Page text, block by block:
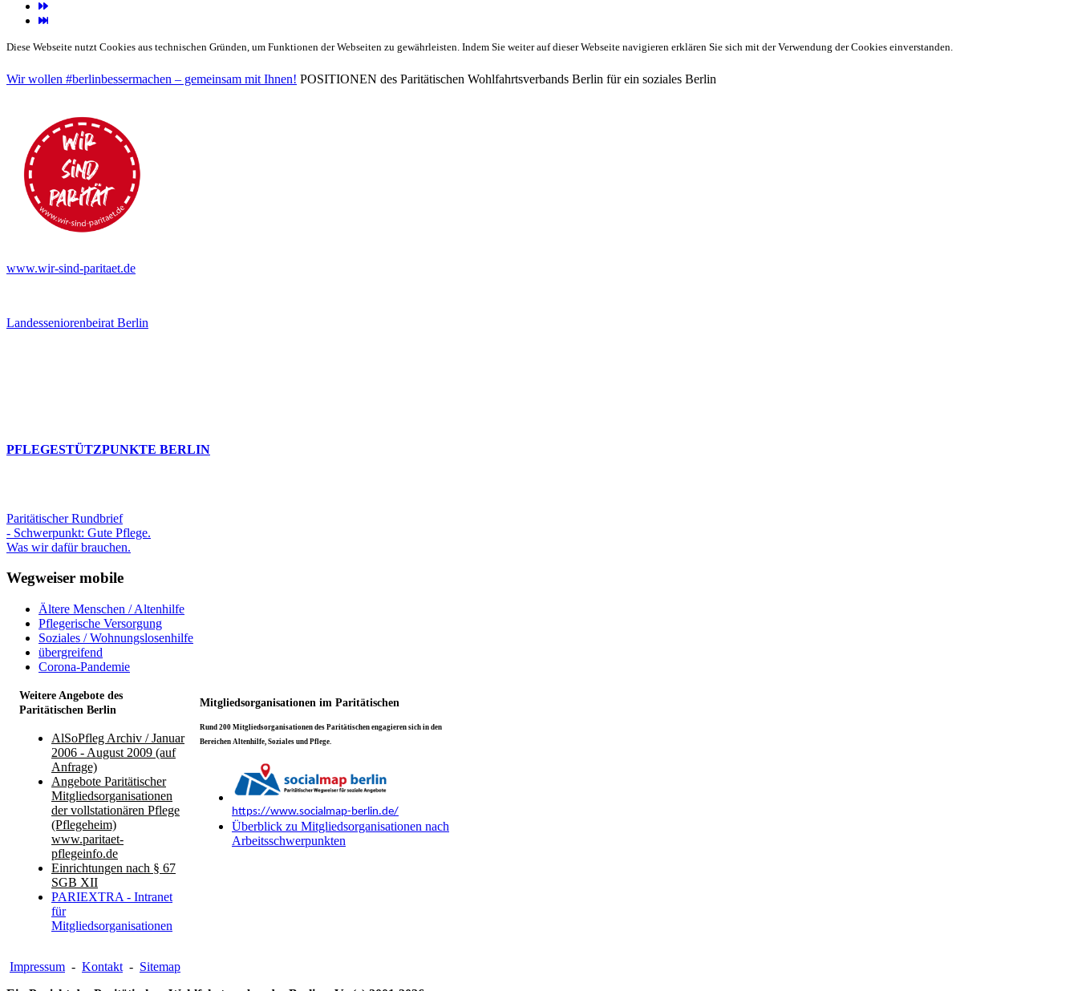
Diese Webseite nutzt Cookies aus technischen Gründen, um Funktionen der Webseiten zu gewährleisten. Indem Sie weiter auf dieser Webseite navigieren erklären Sie sich mit der Verwendung der Cookies einverstanden.
Wir wollen #berlinbessermachen – gemeinsam mit Ihnen! POSITIONEN des Paritätischen Wohlfahrtsverbands Berlin für ein soziales Berlin
www.wir-sind-paritaet.de
Landesseniorenbeirat Berlin
PFLEGESTÜTZPUNKTE BERLIN
Paritätischer Rundbrief
- Schwerpunkt: Gute Pflege.
Was wir dafür brauchen.
Wegweiser mobile
Ältere Menschen / Altenhilfe
Pflegerische Versorgung
Soziales / Wohnungslosenhilfe
übergreifend
Corona-Pandemie
Weitere Angebote des
Paritätischen Berlin
Mitgliedsorganisationen im Paritätischen
AlSoPfleg Archiv / Januar
2006 - August 2009 (auf
Anfrage)
Angebote Paritätischer
Mitgliedsorganisationen
der vollstationären Pflege
(Pflegeheim)
www.paritaet-
pflegeinfo.de
Einrichtungen nach § 67
SGB XII
PARIEXTRA - Intranet
für
Mitgliedsorganisationen
Rund 200 Mitgliedsorganisationen des Paritätischen engagieren sich in den
Bereichen Altenhilfe, Soziales und Pflege.
https://www.socialmap-berlin.de/
Überblick zu Mitgliedsorganisationen nach
Arbeitsschwerpunkten
Impressum - Kontakt - Sitemap